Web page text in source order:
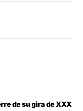
de su gira de XXX